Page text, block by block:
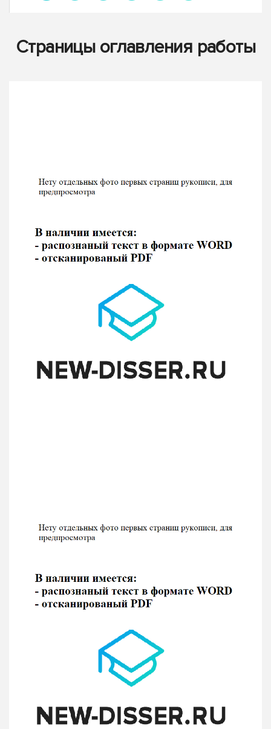
Страницы оглавления работы